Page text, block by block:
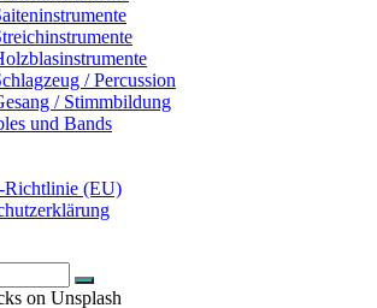
/ Percussion
/ Stimmbildung
und Bands
Richtlinie (EU)
Suchen